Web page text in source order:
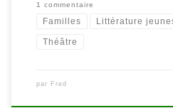
1 commentaire
Familles Littérature
Théâtre
par Fred